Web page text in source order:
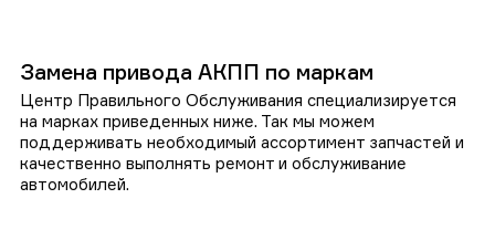
Замена привода АКПП по маркам
Центр Правильного Обслуживания специализируется
на марках приведенных ниже. Так мы можем
поддерживать необходимый ассортимент запчастей и
качественно выполнять ремонт и обслуживание
автомобилей.